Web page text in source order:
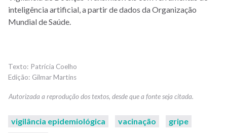
inteligência artificial, a partir de dados da Organização
Mundial de Saúde.
Patrícia Coelho
Gilmar Martins
vigilância epidemiológica vacinação
gripe